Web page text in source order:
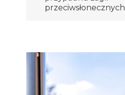
przeciwsłonecznych